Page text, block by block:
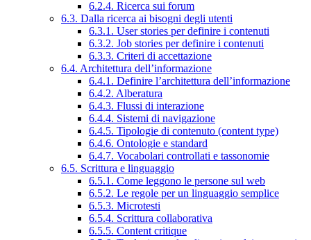
6.2.4. Ricerca sui forum
6.3. Dalla ricerca ai bisogni degli utenti
6.3.1. User stories per definire i contenuti
6.3.2. Job stories per definire i contenuti
6.3.3. Criteri di accettazione
6.4. Architettura dell’informazione
6.4.1. Definire l’architettura dell’informazione
6.4.2. Alberatura
6.4.3. Flussi di interazione
6.4.4. Sistemi di navigazione
6.4.5. Tipologie di contenuto (content type)
6.4.6. Ontologie e standard
6.4.7. Vocabolari controllati e tassonomie
6.5. Scrittura e linguaggio
6.5.1. Come leggono le persone sul web
6.5.2. Le regole per un linguaggio semplice
6.5.3. Microtesti
6.5.4. Scrittura collaborativa
6.5.5. Content critique